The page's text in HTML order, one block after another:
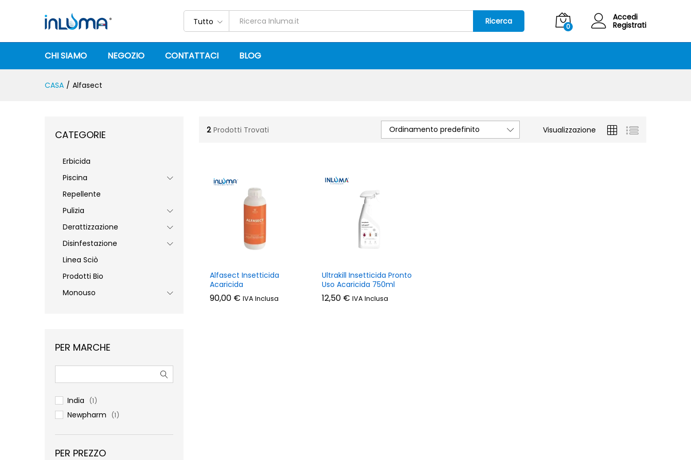
Tutto Ricerca
0
Accedi
Registrati
CHI SIAMO NEGOZIO CONTATTACI BLOG
CASA / Alfasect
2 Prodotti Trovati Visualizzazione
Ordinamento predefinito
Alfasect Insetticida
Acaricida
90,00 € IVA Inclusa
90,00 €
Ultrakill Insetticida Pronto
Uso Acaricida 750ml
12,50 € IVA Inclusa
12,50 €
CATEGORIE
Erbicida
Piscina
Repellente
Pulizia
Derattizzazione
Disinfestazione
Linea Sciò
Prodotti Bio
Monouso
PER MARCHE
India (1)
Newpharm (1)
PER PREZZO